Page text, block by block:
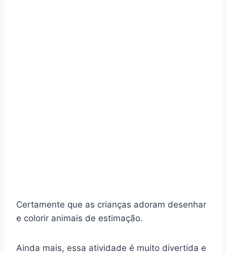
Certamente que as crianças adoram desenhar
e colorir animais de estimação.
Ainda mais, essa atividade é muito divertida e